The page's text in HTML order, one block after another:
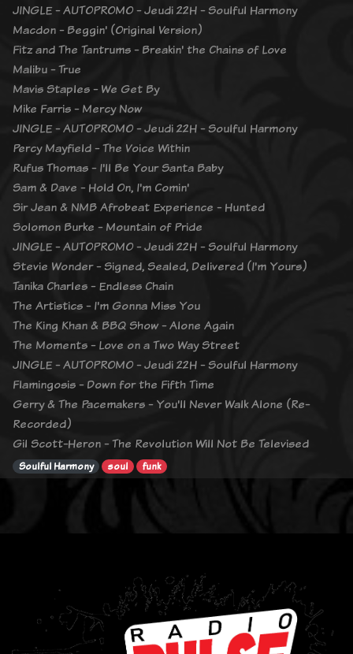
JINGLE - AUTOPROMO - Jeudi 22H - Soulful Harmony
Macdon - Beggin' (Original Version)
Fitz and The Tantrums - Breakin' the Chains of Love
Malibu - True
Mavis Staples - We Get By
Mike Farris - Mercy Now
JINGLE - AUTOPROMO - Jeudi 22H - Soulful Harmony
Percy Mayfield - The Voice Within
Rufus Thomas - I'll Be Your Santa Baby
Sam & Dave - Hold On, I'm Comin'
Sir Jean & NMB Afrobeat Experience - Hunted
Solomon Burke - Mountain of Pride
JINGLE - AUTOPROMO - Jeudi 22H - Soulful Harmony
Stevie Wonder - Signed, Sealed, Delivered (I'm Yours)
Tanika Charles - Endless Chain
The Artistics - I'm Gonna Miss You
The King Khan & BBQ Show - Alone Again
The Moments - Love on a Two Way Street
JINGLE - AUTOPROMO - Jeudi 22H - Soulful Harmony
Flamingosis - Down for the Fifth Time
Gerry & The Pacemakers - You'll Never Walk Alone (Re-
Recorded)
Gil Scott-Heron - The Revolution Will Not Be Televised
Soulful Harmony soul funk